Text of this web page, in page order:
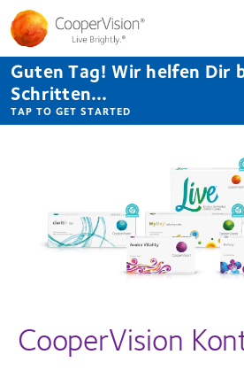
Direkt
zum
Inhalt
Guten Tag! Wir helfen Dir
Schritten...
TAP TO GET STARTED
CooperVision